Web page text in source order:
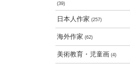
(39)
日本人作家 (257)
海外作家 (62)
美術教育・児童画 (4)